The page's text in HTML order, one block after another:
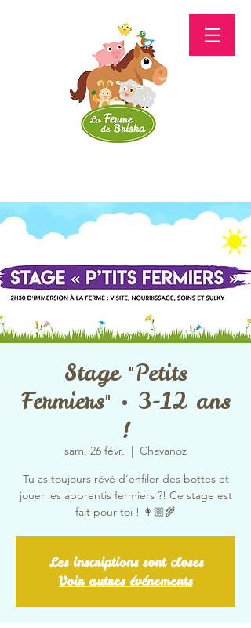
Stage "Petits
Fermiers" • 3-12 ans
!
sam. 26 févr.
  |
Chavanoz
Tu as toujours rêvé d’enfiler des bottes et
jouer les apprentis fermiers ?! Ce stage est
fait pour toi ! 👩🏼‍🌾
Les inscriptions sont closes
Voir autres événements